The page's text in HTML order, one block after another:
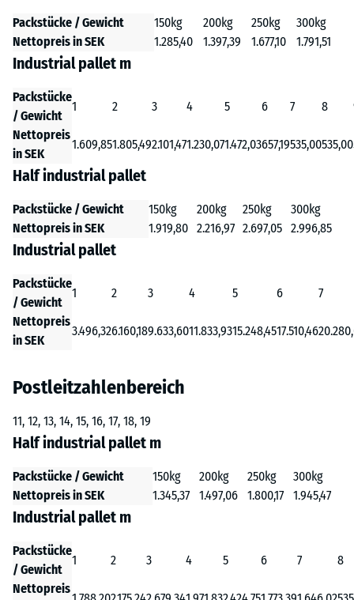
Packstücke / Gewicht 150kg 200kg 250kg
300kg
Nettopreis in SEK
1.285,40 1.397,39 1.677,10 1.791,51
Industrial pallet m
Packstücke
/ Gewicht
1 2 3 4 5 6 7 8
Nettopreis
in SEK
1.609,851.805,492.101,471.230,071.472,03657,19535,00535,00
Half industrial pallet
Packstücke / Gewicht 150kg 200kg 250kg
300kg
Nettopreis in SEK
1.919,80 2.216,97 2.697,05 2.996,85
Industrial pallet
Packstücke
/ Gewicht
1 2 3 4 5 6
7
Nettopreis
in SEK
3.496,326.160,189.633,6011.833,9315.248,4517.510,46
Postleitzahlenbereich
11, 12, 13, 14, 15, 16, 17, 18, 19
Half industrial pallet m
Packstücke / Gewicht 150kg 200kg 250kg
300kg
Nettopreis in SEK
1.345,37 1.497,06 1.800,17 1.945,47
Industrial pallet m
Packstücke
/ Gewicht
1 2 3 4 5 6 7
8
Nettopreis